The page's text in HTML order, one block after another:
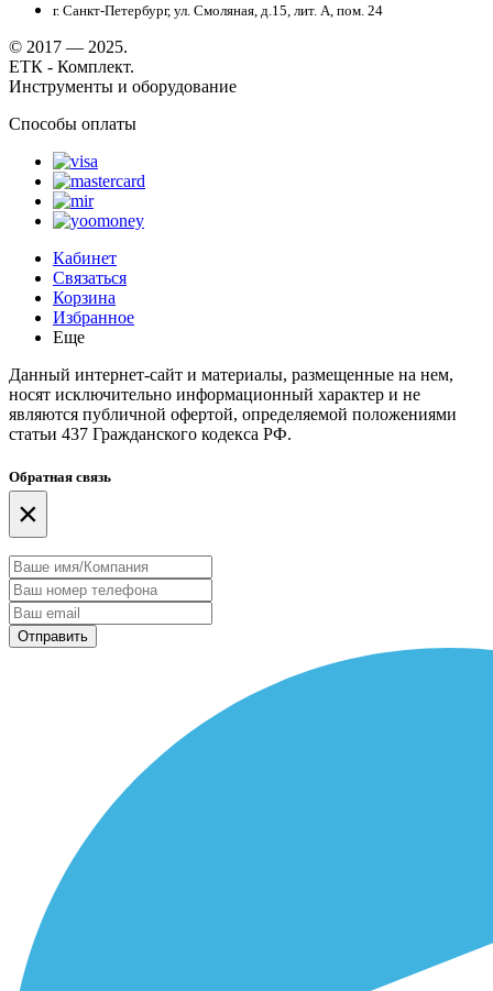
г. Санкт-Петербург, ул. Смоляная, д.15, лит. А, пом. 24
© 2017 — 2025.
ЕТК - Комплект.
Инструменты и оборудование
Способы оплаты
Кабинет
Связаться
Корзина
Избранное
Еще
Данный интернет-сайт и материалы, размещенные на нем,
носят исключительно информационный характер и не
являются публичной офертой, определяемой положениями
статьи 437 Гражданского кодекса РФ.
Обратная связь
×
Отправить